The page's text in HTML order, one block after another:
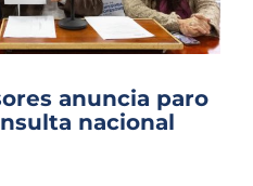
anuncia paro
nacional